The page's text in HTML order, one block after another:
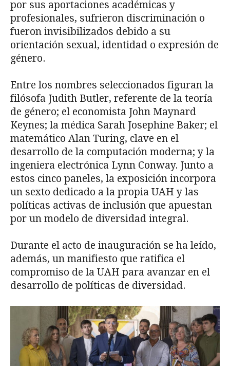
por sus aportaciones académicas y
profesionales, sufrieron discriminación o
fueron invisibilizados debido a su
orientación sexual, identidad o expresión de
género.
Entre los nombres seleccionados figuran la
filósofa Judith Butler, referente de la teoría
de género; el economista John Maynard
Keynes; la médica Sarah Josephine Baker; el
matemático Alan Turing, clave en el
desarrollo de la computación moderna; y la
ingeniera electrónica Lynn Conway. Junto a
estos cinco paneles, la exposición incorpora
un sexto dedicado a la propia UAH y las
políticas activas de inclusión que apuestan
por un modelo de diversidad integral.
Durante el acto de inauguración se ha leído,
además, un manifiesto que ratifica el
compromiso de la UAH para avanzar en el
desarrollo de políticas de diversidad.